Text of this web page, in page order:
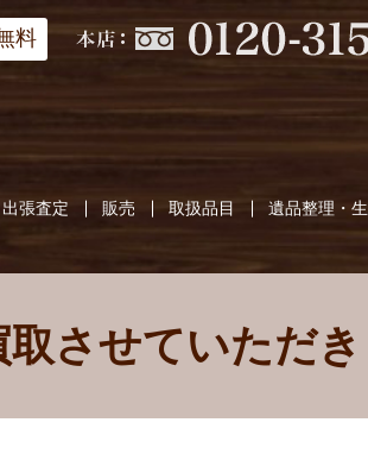
出張査定 販売 取扱品目 遺品整理・
料
取させていただ